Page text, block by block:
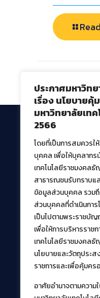
ประกาศมหาวิท
เรื่อง นโยบาย
มหาวิทยาลัยเท
2566
โดยที่เป็นการสมควร
บุคคล เพื่อให้บุคลากร
เทคโนโลยีราชมงคล
สาธารณชนรับทราบแ
ข้อมูลส่วนบุคคล รวม
ส่วนบุคคลที่ดำเนินกา
เป็นไปตามพระราช
เพื่อให้การบริหารราช
เทคโนโลยีราชมงคลธั
นโยบายและวัตถุประ
ราชการและเพื่อคุ้มค
อาศัยอำนาจตามควา
สำนักวิทยบริการ
มหาวิทยาลัยเท
39 หมู่ที่ 1 ตำบล
ปทุมธานี 12120
เผยแพร่ข้อมูลโด
สร้างและพัฒนาโ
ฝ่ายพัฒนาและเ